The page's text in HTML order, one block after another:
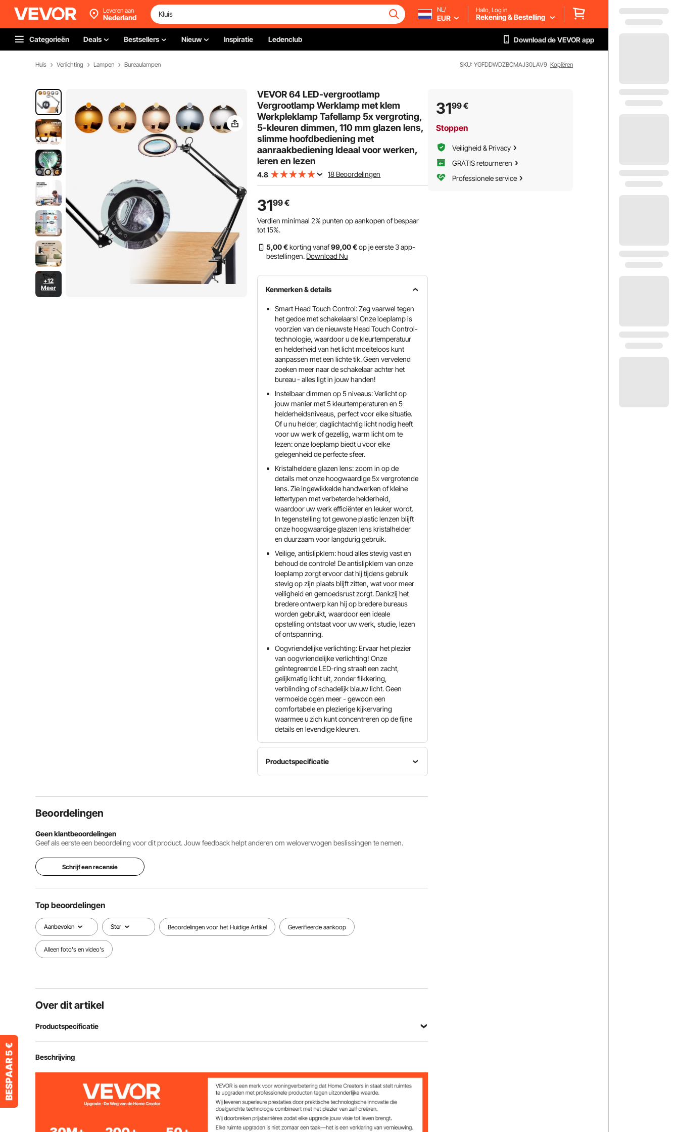
Leveren aan
Nederland
NL/
EUR
Hallo, Log in
Rekening & Bestelling
Categorieën Deals Bestsellers Nieuw Inspiratie Ledenclub Download de VEVOR app
Huis Verlichting Lampen Bureaulampen SKU: YGFDDWDZBCMAJ30LAV9 Kopiëren
+12
Meer
VEVOR 64 LED-vergrootlamp
Vergrootlamp Werklamp met klem
Werkpleklamp Tafellamp 5x vergroting,
5-kleuren dimmen, 110 mm glazen lens,
slimme hoofdbediening met
aanraakbediening Ideaal voor werken,
leren en lezen
4.8 18 Beoordelingen
3199€
Verdien minimaal2% punten op aankopen of bespaar
tot15%.
5,00 €korting vanaf99,00 €op je eerste 3 app-
bestellingen. Download Nu
Kenmerken & details
Smart Head Touch Control: Zeg vaarwel tegen
het gedoe met schakelaars! Onze loeplamp is
voorzien van de nieuwste Head Touch Control-
technologie, waardoor u de kleurtemperatuur
en helderheid van het licht moeiteloos kunt
aanpassen met een lichte tik. Geen vervelend
zoeken meer naar de schakelaar achter het
bureau - alles ligt in jouw handen!
Instelbaar dimmen op 5 niveaus: Verlicht op
jouw manier met 5 kleurtemperaturen en 5
helderheidsniveaus, perfect voor elke situatie.
Of u nu helder, daglichtachtig licht nodig heeft
voor uw werk of gezellig, warm licht om te
lezen: onze loeplamp biedt u voor elke
gelegenheid de perfecte sfeer.
Kristalheldere glazen lens: zoom in op de
details met onze hoogwaardige 5x vergrotende
lens. Zie ingewikkelde handwerken of kleine
lettertypen met verbeterde helderheid,
waardoor uw werk efficiënter en leuker wordt.
In tegenstelling tot gewone plastic lenzen blijft
onze hoogwaardige glazen lens kristalhelder
en duurzaam voor langdurig gebruik.
Veilige, antislipklem: houd alles stevig vast en
behoud de controle! De antislipklem van onze
loeplamp zorgt ervoor dat hij tijdens gebruik
stevig op zijn plaats blijft zitten, wat voor meer
veiligheid en gemoedsrust zorgt. Dankzij het
bredere ontwerp kan hij op bredere bureaus
worden gebruikt, waardoor een ideale
opstelling ontstaat voor uw werk, studie, lezen
of ontspanning.
Oogvriendelijke verlichting: Ervaar het plezier
van oogvriendelijke verlichting! Onze
geïntegreerde LED-ring straalt een zacht,
gelijkmatig licht uit, zonder flikkering,
verblinding of schadelijk blauw licht. Geen
vermoeide ogen meer - gewoon een
comfortabele en plezierige kijkervaring
waarmee u zich kunt concentreren op de fijne
details en levendige kleuren.
Productspecificatie
voedingsspanninglichtopbrengst
LED-
110 mm
lensrand
Beoordelingen
Geen klantbeoordelingen
Geef als eerste een beoordeling voor dit product. Jouw feedback helpt anderen om weloverwogen beslissingen te nemen.
Schrijf een recensie
Top beoordelingen
Aanbevolen Ster Beoordelingen voor het Huidige Artikel Geverifieerde aankoop
Alleen foto's en video's
Over dit artikel
Productspecificatie
Artikelmodelnummer
USB-voedingsspanning
Beschrijving
3199€
Stoppen
Veiligheid & Privacy
GRATIS retourneren
Professionele service